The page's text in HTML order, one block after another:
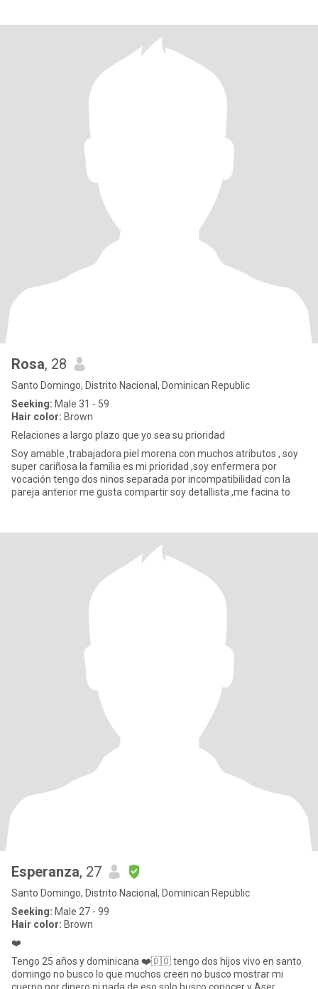
Rosa, 28
Santo Domingo, Distrito Nacional, Dominican Republic
Seeking: Male 31 - 59
Hair color: Brown
Relaciones a largo plazo que yo sea su prioridad
Soy amable ,trabajadora piel morena con muchos atributos , soy
super cariñosa la familia es mi prioridad ,soy enfermera por
vocación tengo dos ninos separada por incompatibilidad con la
pareja anterior me gusta compartir soy detallista ,me facina to
Esperanza, 27
Santo Domingo, Distrito Nacional, Dominican Republic
Seeking: Male 27 - 99
Hair color: Brown
❤️
Tengo 25 años y dominicana ❤️🇩🇴 tengo dos hijos vivo en santo
domingo no busco lo que muchos creen no busco mostrar mi